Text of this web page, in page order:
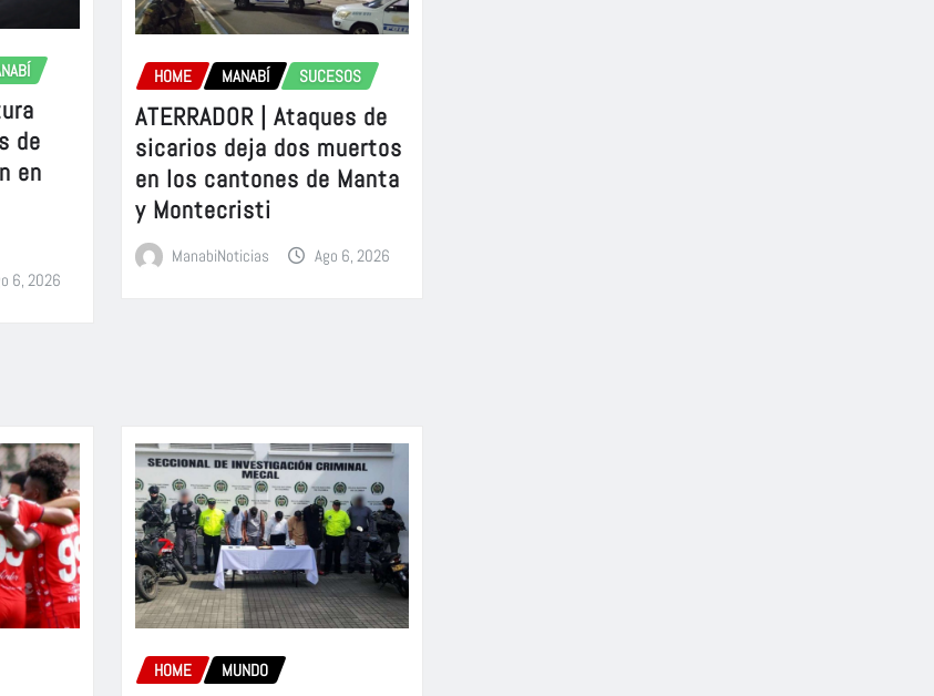
de
en
6, 2026
HOME MANABÍ SUCESOS
ATERRADOR | Ataques de
sicarios deja dos muertos
en los cantones de Manta
y Montecristi
ManabiNoticias Ago 6, 2026
HOME MUNDO